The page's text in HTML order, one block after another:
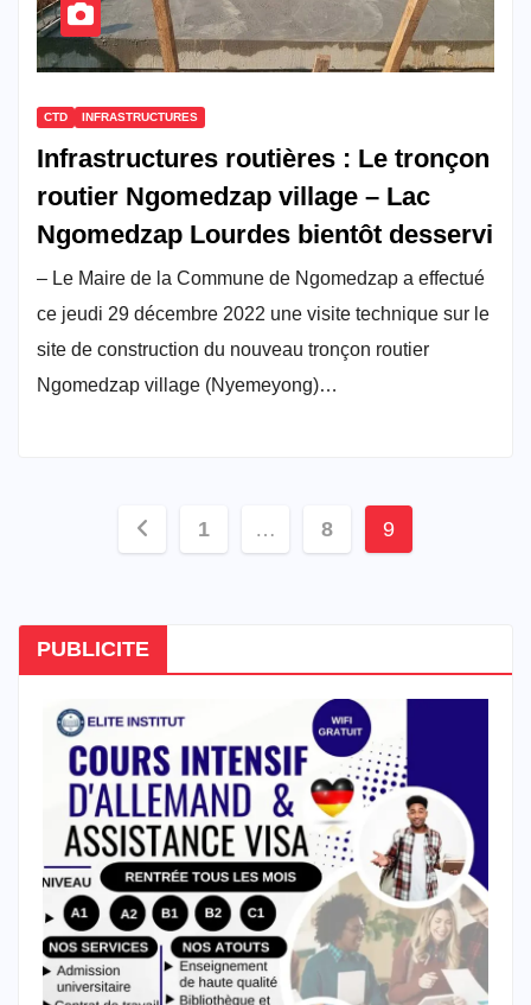
CTD INFRASTRUCTURES
Infrastructures routières : Le tronçon
routier Ngomedzap village – Lac
Ngomedzap Lourdes bientôt desservi
– Le Maire de la Commune de Ngomedzap a effectué
ce jeudi 29 décembre 2022 une visite technique sur le
site de construction du nouveau tronçon routier
Ngomedzap village (Nyemeyong)…
Pagination
publications
1 … 8 9
PUBLICITE